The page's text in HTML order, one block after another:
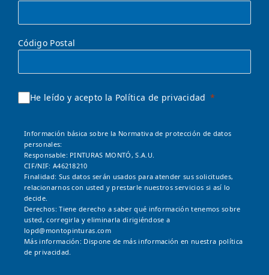
Código Postal
He leído y acepto la Política de privacidad
Información básica sobre la Normativa de protección de datos
personales:
Responsable: PINTURAS MONTÓ, S.A.U.
CIF/NIF: A46218210
Finalidad: Sus datos serán usados para atender sus solicitudes,
relacionarnos con usted y prestarle nuestros servicios si así lo
decide.
Derechos: Tiene derecho a saber qué información tenemos sobre
usted, corregirla y eliminarla dirigiéndose a
lopd@montopinturas.com
Más información: Dispone de más información en nuestra política
de privacidad.